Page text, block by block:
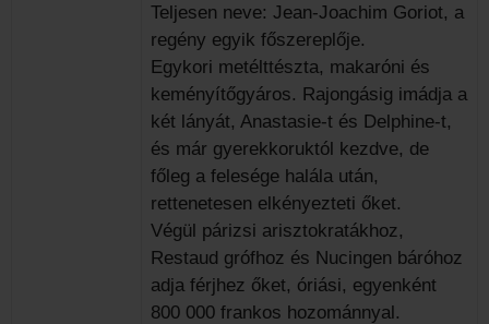
Teljesen neve: Jean-Joachim Goriot, a
regény egyik főszereplője.
Egykori metélttészta, makaróni és
keményítőgyáros. Rajongásig imádja a
két lányát, Anastasie-t és Delphine-t,
és már gyerekkoruktól kezdve, de
főleg a felesége halála után,
rettenetesen elkényezteti őket.
Végül párizsi arisztokratákhoz,
Restaud grófhoz és Nucingen báróhoz
adja férjhez őket, óriási, egyenként
800 000 frankos hozománnyal.